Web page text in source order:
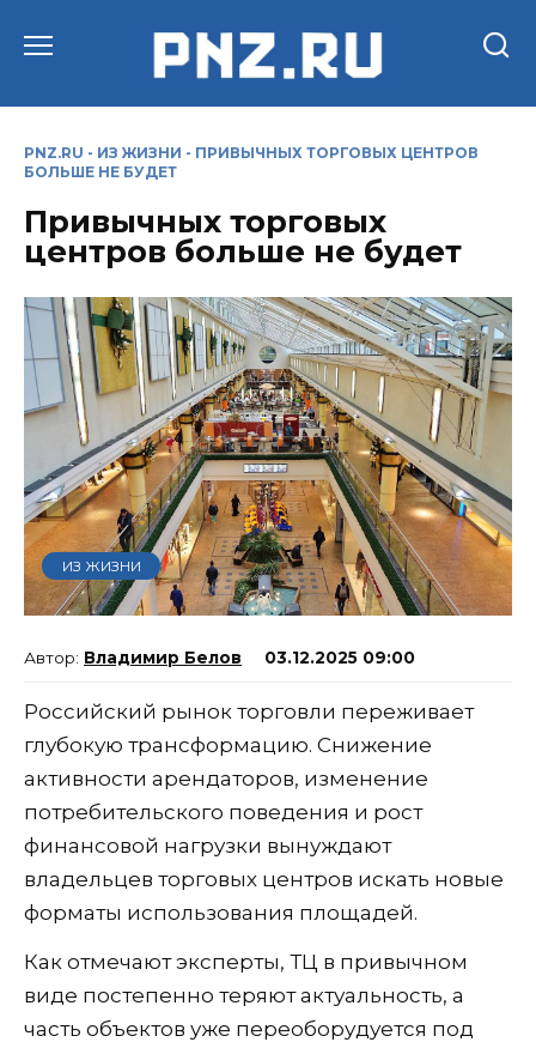
PNZ.RU - ИЗ ЖИЗНИ - ПРИВЫЧНЫХ ТОРГОВЫХ ЦЕНТРОВ
БОЛЬШЕ НЕ БУДЕТ
Привычных торговых
центров больше не будет
ИЗ ЖИЗНИ
Владимир Белов 03.12.2025 09:00
Российский рынок торговли переживает
глубокую трансформацию. Снижение
активности арендаторов, изменение
потребительского поведения и рост
финансовой нагрузки вынуждают
владельцев торговых центров искать новые
форматы использования площадей.
Как отмечают эксперты, ТЦ в привычном
виде постепенно теряют актуальность, а
часть объектов уже переоборудуется под